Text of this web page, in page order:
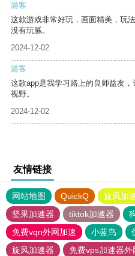
游客
这款游戏非常好玩，画面精美，玩
没有玩腻。
2024-12-02
游客
这款app是我学习路上的良师益友
视野。
2024-12-02
友情链接
网站地图 QuickQ 旋风加
坚果加速器
tiktok加速器
免费vqn外网加速
小蓝鸟
旋风加速器
免费vps加速器外